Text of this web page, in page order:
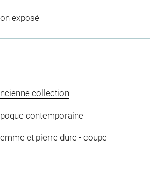
exposé
collection
contemporaine
et pierre dure- coupe